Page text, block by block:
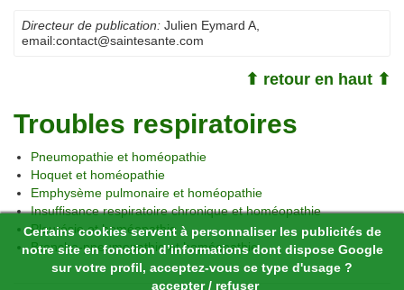
Certains cookies servent à personnaliser les publicités de
notre site en fonction d’informations dont dispose Google
sur votre profil, acceptez-vous ce type d'usage ?
accepter/ refuser
Directeur de publication: Julien Eymard A
email:contact@saintesante.com
⬆ retour en haut ⬆
Troubles respiratoires
Pneumopathie et homéopathie
Hoquet et homéopathie
Emphysème pulmonaire et homéopathie
Insuffisance respiratoire chronique et homéopathie
Pleurésie et homéopathie
Broncho-pneumopathie et homéopathie